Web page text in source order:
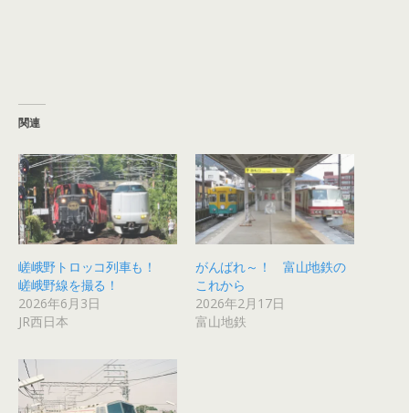
関連
嵯峨野トロッコ列車も！
嵯峨野線を撮る！
2026年6月3日
JR西日本
がんばれ～！ 富山地鉄の
これから
2026年2月17日
富山地鉄